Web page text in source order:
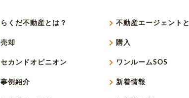
らくだ不動産とは？ 不動産エージェント
売却 購入
セカンドオピニオン ワンルームSOS
事例紹介 新着情報